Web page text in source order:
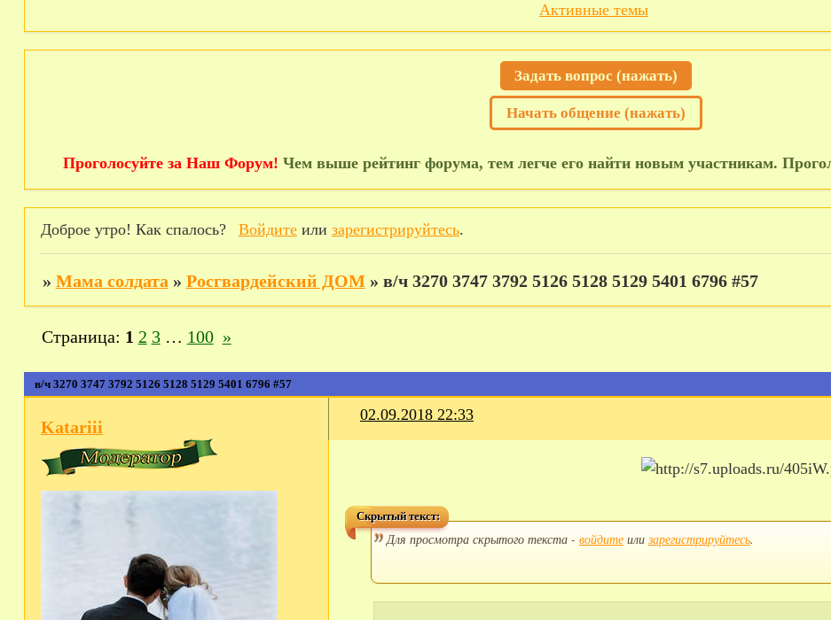
Активные темы
Задать вопрос (нажать)
Начать общение (нажать)
Проголосуйте за Наш Форум! Чем выше рейтинг форума, тем легче его найти новым участникам.
Доброе утро! Как спалось? Войдитеили зарегистрируйтесь.
» Мама солдата » Росгвардейский ДОМ » в/ч 3270 3747 3792 5126 5128 5129 5401 6796 #57
в/ч 3270 3747 3792 5126 5128 5129 5401 6796 #57
Страница: 1 2 3 … 100 »
02.09.2018 22:33
Katariii
Скрытый текст:
Для просмотра скрытого текста - войдитеилизарегистрируйтесь.